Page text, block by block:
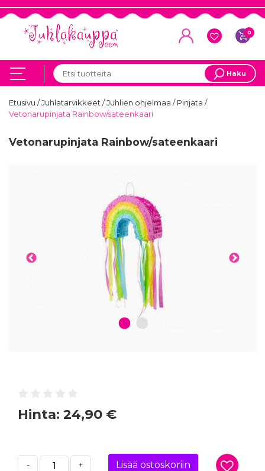
0
Haku
Etusivu /Juhlatarvikkeet/Juhlien ohjelmaa /Pinjata /
Vetonarupinjata Rainbow/sateenkaari
Vetonarupinjata Rainbow/sateenkaari
1 2
Hinta: 24,90 €
- + Lisää ostoskoriin